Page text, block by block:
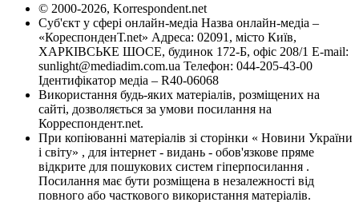
© 2000-2026, Korrespondent.net
Суб'єкт у сфері онлайн-медіа Назва онлайн-медіа –
«КореспонденТ.net» Адреса: 02091, місто Київ,
ХАРКІВСЬКЕ ШОСЕ, будинок 172-Б, офіс 208/1 E-mail:
sunlight@mediadim.com.ua Телефон: 044-205-43-00
Ідентифікатор медіа – R40-06068
Використання будь-яких матеріалів, розміщених на
сайті, дозволяється за умови посилання на
Корреспондент.net.
При копіюванні матеріалів зі сторінки « Новини України
і світу» , для інтернет - видань - обов'язкове пряме
відкрите для пошукових систем гіперпосилання .
Посилання має бути розміщена в незалежності від
повного або часткового використання матеріалів.